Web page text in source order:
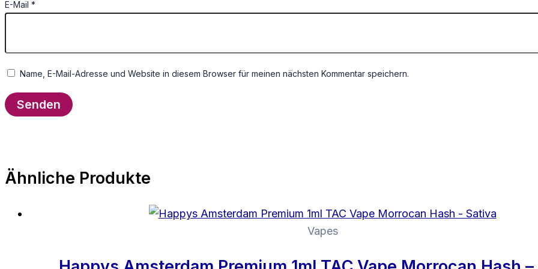
E-Mail *
Name, E-Mail-Adresse und Website in diesem Browser für meinen nächsten Kommentar speichern.
Ähnliche Produkte
Vapes